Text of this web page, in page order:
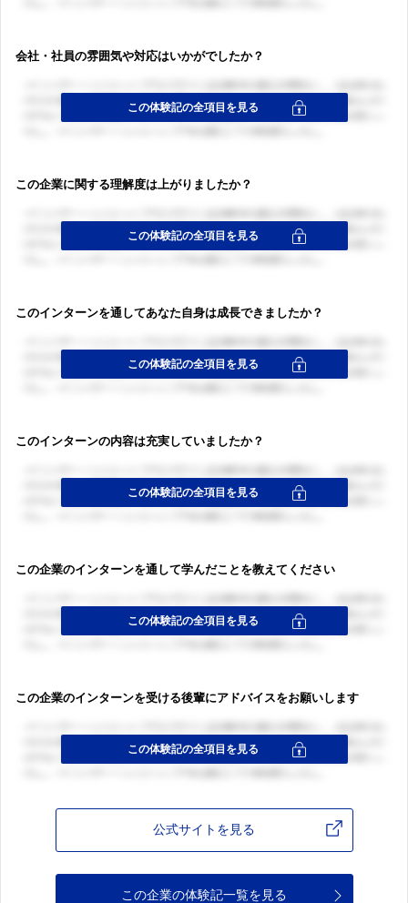
会社・社員の雰囲気や対応はいかがでしたか？
この企業に関する理解度は上がりましたか？
このインターンを通してあなた自身は成長できましたか？
このインターンの内容は充実していましたか？
この企業のインターンを通して学んだことを教えてください
この企業のインターンを受ける後輩にアドバイスをお願いします
公式サイトを見る
この企業の体験記一覧を見る